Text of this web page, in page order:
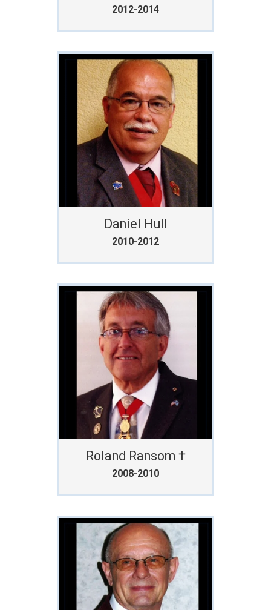
2012-2014
Daniel Hull
2010-2012
Roland Ransom †
2008-2010